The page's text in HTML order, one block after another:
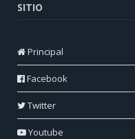
SITIO
Principal
Facebook
Twitter
Youtube